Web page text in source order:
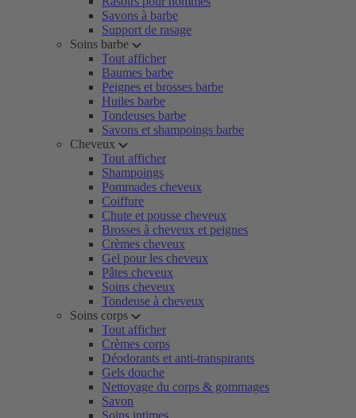
Savons à barbe
Support de rasage
Soins barbe
Tout afficher
Baumes barbe
Peignes et brosses barbe
Huiles barbe
Tondeuses barbe
Savons et shampoings barbe
Cheveux
Tout afficher
Shampoings
Pommades cheveux
Coiffure
Chute et pousse cheveux
Brosses à cheveux et peignes
Crèmes cheveux
Gel pour les cheveux
Pâtes cheveux
Soins cheveux
Tondeuse à cheveux
Soins corps
Tout afficher
Crèmes corps
Déodorants et anti-transpirants
Gels douche
Nettoyage du corps & gommages
Savon
Soins intimes